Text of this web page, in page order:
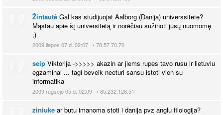
Žintautė Gal kas studijuojat Aalborg (Danija) universsitete?
Mąstau apie šį universitetą ir norėčiau sužinoti jūsų nuomomę
;)
2009 liepos 07 d. 02:07 • 78.57.70.70
seip Viktorija ->>>>> akazin ar jiems rupes tavo rusu ir lietuviu
egzaminai ... tagi beveik neeturi sansu istoti vien su
informatika
2009 rugsėjo 05 d. 02:09 • 85.232.128.51
ziniuke ar butu imanoma stoti i danija pvz anglu filologija?